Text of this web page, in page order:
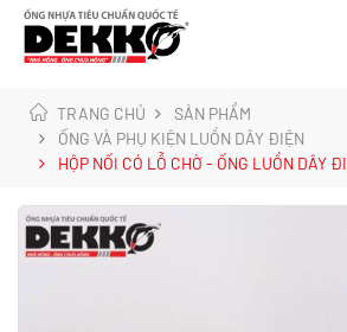
TRANG CHỦ
SẢN PHẨM
ỐNG VÀ PHỤ KIỆN LUỒN DÂY ĐIỆN
HỘP NỐI CÓ LỖ CHỜ - ỐNG LUỒN DÂY